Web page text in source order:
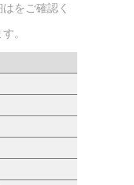
をご確認く
。